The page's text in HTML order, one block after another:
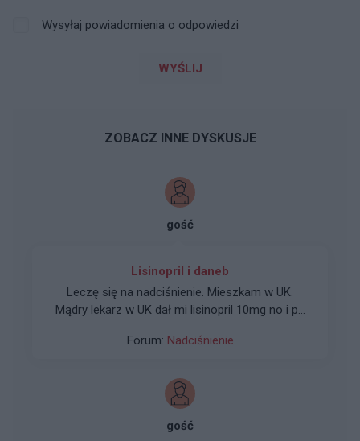
Wysyłaj powiadomienia o odpowiedzi
WYŚLIJ
ZOBACZ INNE DYSKUSJE
gość
Lisinopril i daneb
Leczę się na nadciśnienie. Mieszkam w UK.
Mądry lekarz w UK dał mi lisinopril 10mg no i po
dalej nic plus wysoki puls. Powiedział mi że puls
lekarz dołożył daneb 5mg i wszystko ok. Czy ta
kombinacja leków jest dobra?
Forum: Nadciśnienie
gość